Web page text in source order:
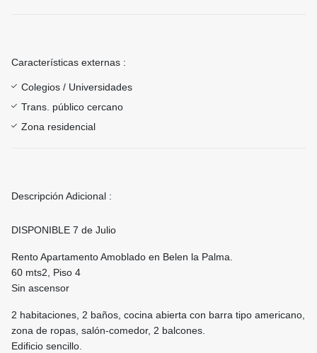
Características externas :
Colegios / Universidades
Trans. público cercano
Zona residencial
Descripción Adicional :
DISPONIBLE 7 de Julio
Rento Apartamento Amoblado en Belen la Palma.
60 mts2, Piso 4
Sin ascensor
2 habitaciones, 2 baños, cocina abierta con barra tipo americano,
zona de ropas, salón-comedor, 2 balcones.
Edificio sencillo.